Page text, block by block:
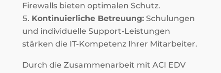
Firewalls bieten optimalen Schutz.
Kontinuierliche Betreuung:Schulungen
und individuelle Support-Leistungen
stärken die IT-Kompetenz Ihrer Mitarbeiter.
Durch die Zusammenarbeit mit ACI EDV